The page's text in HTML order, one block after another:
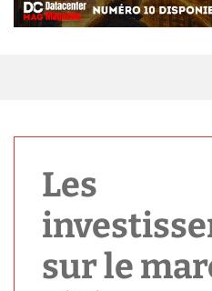
a
Les
sur le